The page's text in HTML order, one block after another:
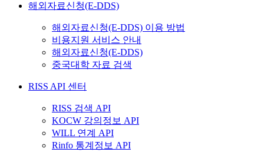
해외자료신청(E-DDS)
해외자료신청(E-DDS) 이용 방법
비용지원 서비스 안내
해외자료신청(E-DDS)
중국대학 자료 검색
RISS API 센터
RISS 검색 API
KOCW 강의정보 API
WILL 연계 API
Rinfo 통계정보 API